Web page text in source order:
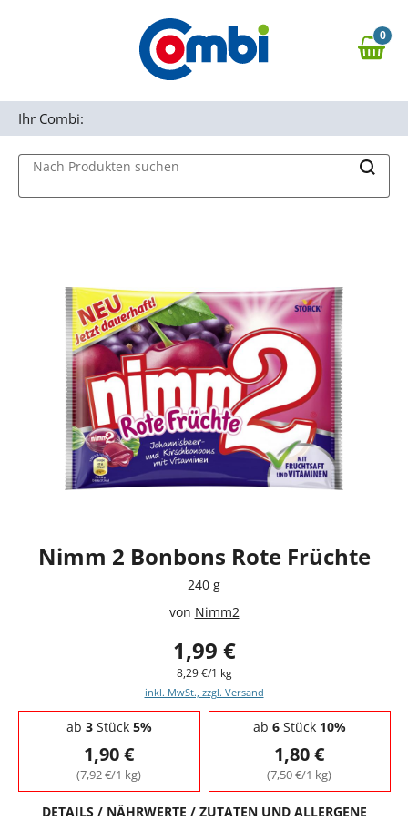
Zur Navigation springen
0,00 €
0
Nach Produkten suchen
Ihr Combi:
Nimm 2 Bonbons Rote Früchte
240 g
von Nimm2
1,99 €
8,29 €/1 kg
inkl. MwSt., zzgl. Versand
Staffelpreise - Mengenrabatt
ab 3Stück 5%
1,90 €
(7,92 €/1 kg)
ab 6Stück 10%
1,80 €
(7,50 €/1 kg)
DETAILS / NÄHRWERTE / ZUTATEN UND ALLERGENE